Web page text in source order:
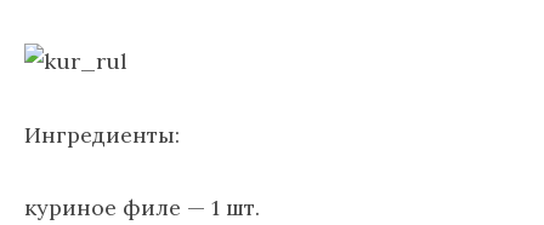
Ингредиенты:
куриное филе — 1 шт.